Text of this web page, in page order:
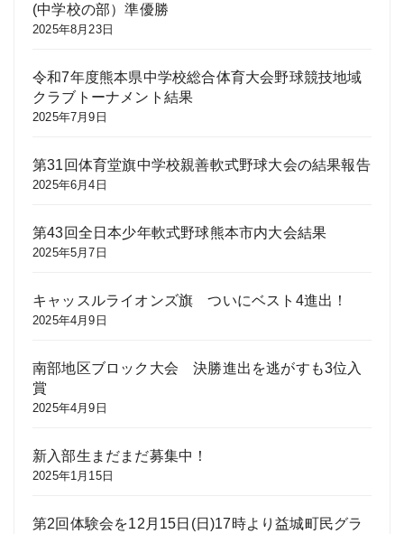
(中学校の部）準優勝
2025年8月23日
令和7年度熊本県中学校総合体育大会野球競技地域
クラブトーナメント結果
2025年7月9日
第31回体育堂旗中学校親善軟式野球大会の結果報告
2025年6月4日
第43回全日本少年軟式野球熊本市内大会結果
2025年5月7日
キャッスルライオンズ旗 ついにベスト4進出！
2025年4月9日
南部地区ブロック大会 決勝進出を逃がすも3位入
賞
2025年4月9日
新入部生まだまだ募集中！
2025年1月15日
第2回体験会を12月15日(日)17時より益城町民グラ